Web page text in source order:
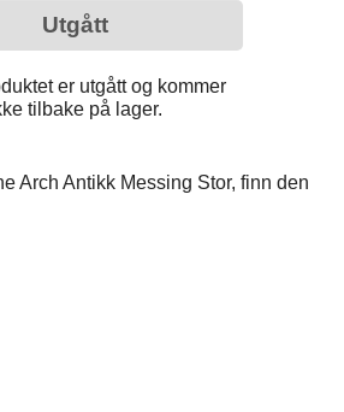
Utgått
er utgått og kommer
tilbake på lager.
Arch Antikk Messing Stor, finn den